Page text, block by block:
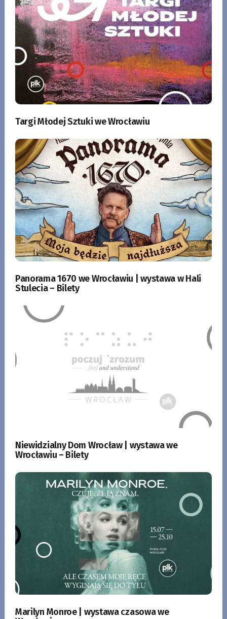
Targi Młodej Sztuki we Wrocławiu
Panorama 1670 we Wrocławiu | wystawa w Hali
Stulecia – Bilety
Niewidzialny Dom Wrocław | wystawa we
Wrocławiu – Bilety
Marilyn Monroe | wystawa czasowa we